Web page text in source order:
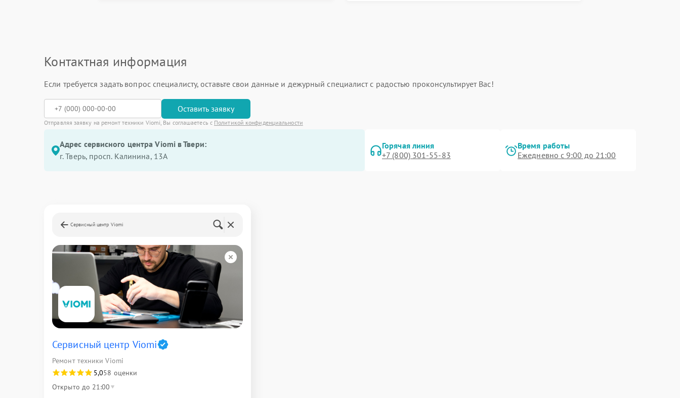
Контактная информация
Если требуется задать вопрос специалисту, оставьте свои данные и дежурный специалист с радостью проконсультирует Вас!
Оставить заявку
Отправляя заявку на ремонт техники Viomi, Вы соглашаетесь с Политикой конфиденциальности
Адрес сервисного центра Viomi в Твери:
г. Тверь, просп. Калинина, 13А
Горячая линия
+7 (800) 301-55-83
Время работы
Ежедневно с 9:00 до 21:00
Сервисный центр Viomi
Сервисный центр Viomi
Ремонт техники Viomi
5,058 оценки
Открыто до 21:00